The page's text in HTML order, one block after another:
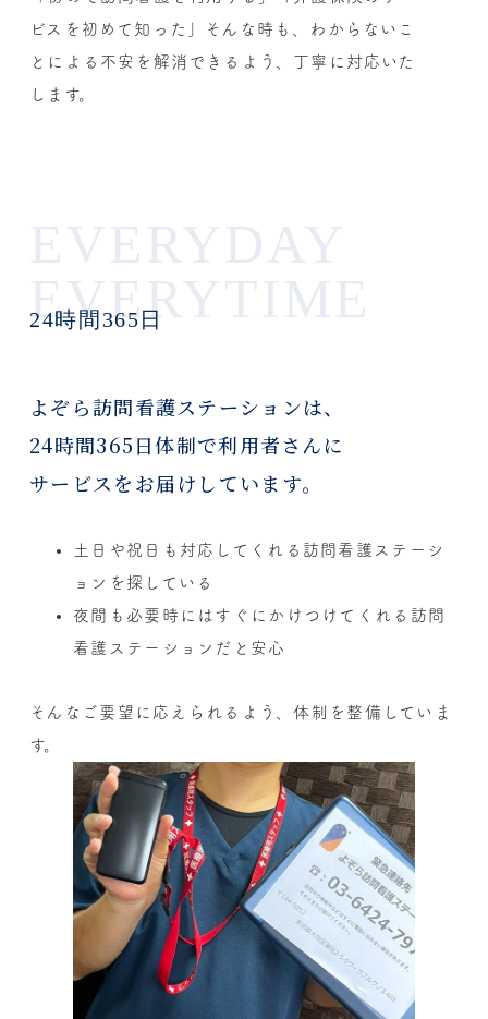
ビスを初めて知った」そんな時も、わからないこ
とによる不安を解消できるよう、丁寧に対応いた
します。
EVERYTIME
24時間365日
よぞら訪問看護ステーションは、
24時間365日体制で利用者さんに
サービスをお届けしています。
土日や祝日も対応してくれる訪問看護ステーシ
ョンを探している
夜間も必要時にはすぐにかけつけてくれる訪問
看護ステーションだと安心
そんなご要望に応えられるよう、体制を整備していま
す。